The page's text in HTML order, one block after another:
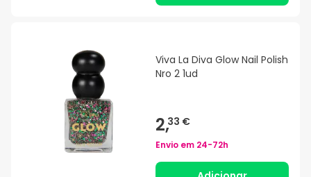
Viva La Diva Glow Nail Polish
Nro 2 1ud
2,33 €
Envio em 24-72h